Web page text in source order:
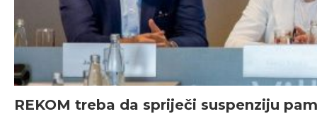
REKOM treba da spriječi suspenziju